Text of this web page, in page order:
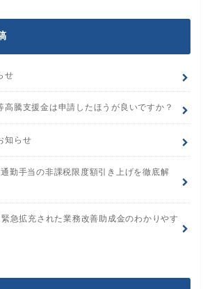
せ
高騰支援金は申請したほうが良いですか？
知らせ
通勤手当の非課税限度額引き上げを徹底解
急拡充された業務改善助成金のわかりやす